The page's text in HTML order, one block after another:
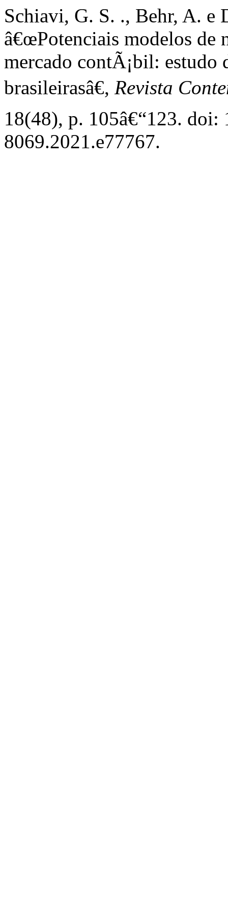
Schiavi, G. S. ., Behr, A. e
â€œPotenciais modelos de
mercado contÃ¡bil: estudo
brasileirasâ€, Revista
18(48), p. 105â€“123. doi:
8069.2021.e77767.